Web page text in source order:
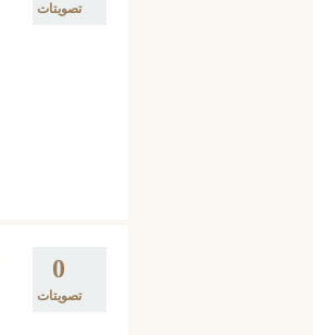
تصويتات
0
تصويتات